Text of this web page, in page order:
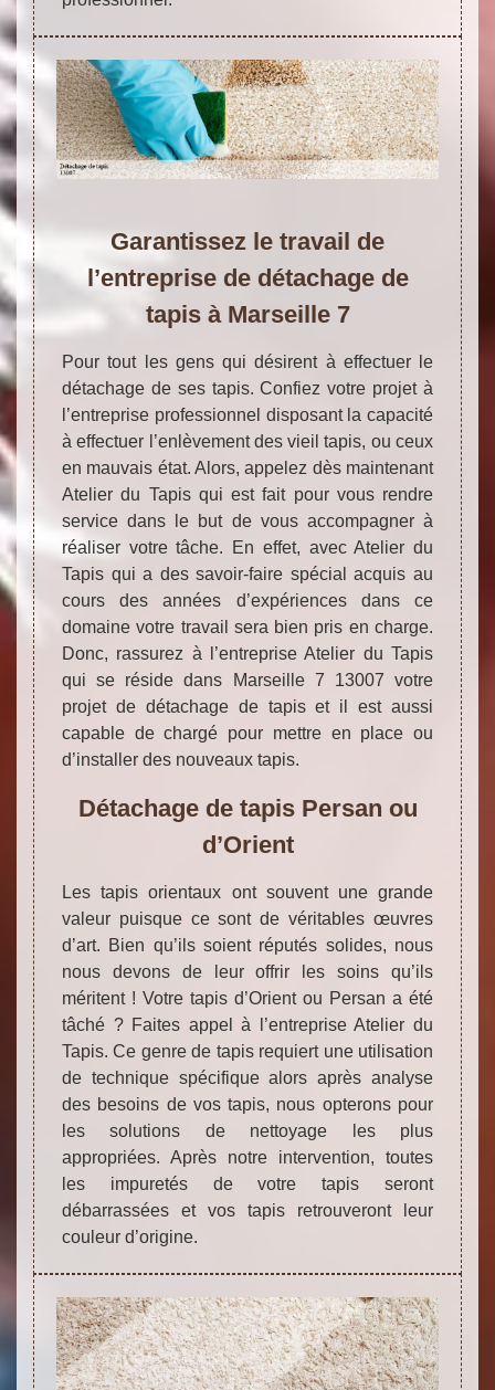
Garantissez le travail de
l’entreprise de détachage de
tapis à Marseille 7
Pour tout les gens qui désirent à effectuer le
détachage de ses tapis. Confiez votre projet à
l’entreprise professionnel disposant la capacité
à effectuer l’enlèvement des vieil tapis, ou ceux
en mauvais état. Alors, appelez dès maintenant
Atelier du Tapis qui est fait pour vous rendre
service dans le but de vous accompagner à
réaliser votre tâche. En effet, avec Atelier du
Tapis qui a des savoir-faire spécial acquis au
cours des années d’expériences dans ce
domaine votre travail sera bien pris en charge.
Donc, rassurez à l’entreprise Atelier du Tapis
qui se réside dans Marseille 7 13007 votre
projet de détachage de tapis et il est aussi
capable de chargé pour mettre en place ou
d’installer des nouveaux tapis.
Détachage de tapis Persan ou
d’Orient
Les tapis orientaux ont souvent une grande
valeur puisque ce sont de véritables œuvres
d’art. Bien qu’ils soient réputés solides, nous
nous devons de leur offrir les soins qu’ils
méritent ! Votre tapis d’Orient ou Persan a été
tâché ? Faites appel à l’entreprise Atelier du
Tapis. Ce genre de tapis requiert une utilisation
de technique spécifique alors après analyse
des besoins de vos tapis, nous opterons pour
les solutions de nettoyage les plus
appropriées. Après notre intervention, toutes
les impuretés de votre tapis seront
débarrassées et vos tapis retrouveront leur
couleur d’origine.